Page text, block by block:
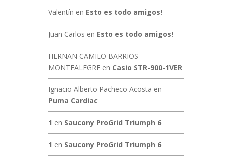
Valentín en Esto es todo amigos!
Juan Carlos en Esto es todo amigos!
HERNAN CAMILO BARRIOS
MONTEALEGREen Casio STR-900-1VER
Ignacio Alberto Pacheco Acosta en
Puma Cardiac
1 en Saucony ProGrid Triumph 6
1 en Saucony ProGrid Triumph 6